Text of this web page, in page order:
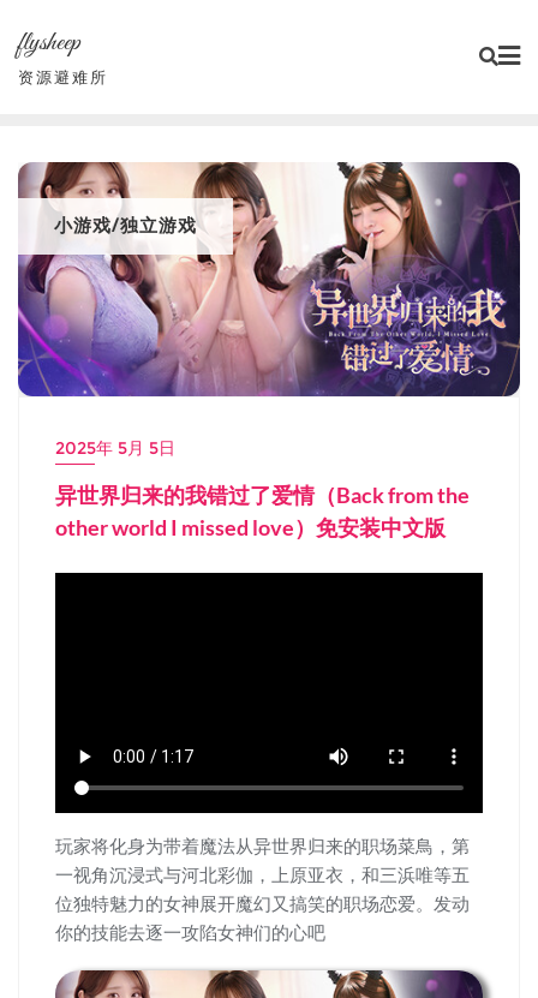
content
flysheep
资源避难所
小游戏/独立游戏
2025年 5月 5日
异世界归来的我错过了爱情（Back from the
other world I missed love）免安装中文版
玩家将化身为带着魔法从异世界归来的职场菜鳥，第
一视角沉浸式与河北彩伽，上原亚衣，和三浜唯等五
位独特魅力的女神展开魔幻又搞笑的职场恋爱。发动
你的技能去逐一攻陷女神们的心吧